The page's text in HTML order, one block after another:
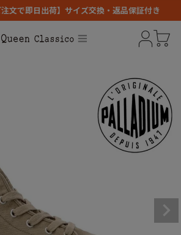
注文で即日出荷】サイズ交換・返品保証付き